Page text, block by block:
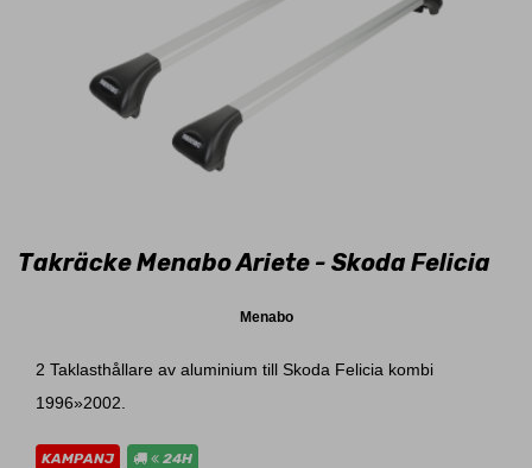
Takräcke Menabo Ariete - Skoda Felicia
Menabo
2 Taklasthållare av aluminium till Skoda Felicia kombi
1996»2002.
KAMPANJ 24H